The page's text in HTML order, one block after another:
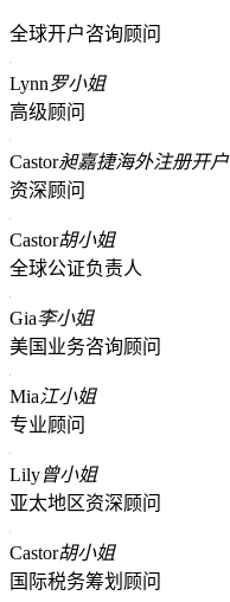
全球开户咨询顾问
Lynn罗小姐
高级顾问
Castor昶嘉捷海外注册开户
资深顾问
Castor胡小姐
全球公证负责人
Gia李小姐
美国业务咨询顾问
Mia江小姐
专业顾问
Lily曾小姐
亚太地区资深顾问
Castor胡小姐
国际税务筹划顾问